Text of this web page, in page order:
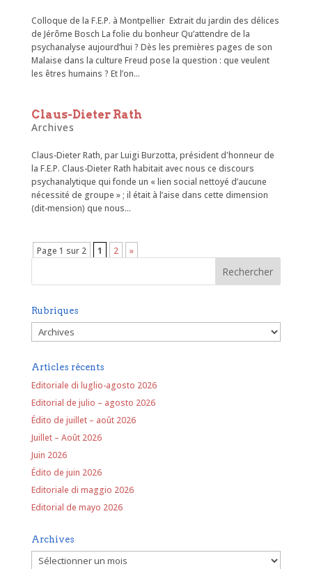
Colloque de la F.E.P. à Montpellier Extrait du jardin des délices
de Jérôme Bosch La folie du bonheur Qu’attendre de la
psychanalyse aujourd’hui ? Dès les premières pages de son
Malaise dans la culture Freud pose la question : que veulent
les êtres humains ? Et l’on...
Claus-Dieter Rath
Archives
Claus-Dieter Rath, par Luigi Burzotta, président d'honneur de
la F.E.P. Claus-Dieter Rath habitait avec nous ce discours
psychanalytique qui fonde un « lien social nettoyé d’aucune
nécessité de groupe » ; il était à l’aise dans cette dimension
(dit-mension) que nous...
Page 1 sur 2 1 2 »
Rubriques
Rubriques
Articles récents
Editoriale di luglio-agosto 2026
Editorial de julio – agosto 2026
Édito de juillet – août 2026
Juillet – Août 2026
Juin 2026
Édito de juin 2026
Editoriale di maggio 2026
Editorial de mayo 2026
Archives
Archives